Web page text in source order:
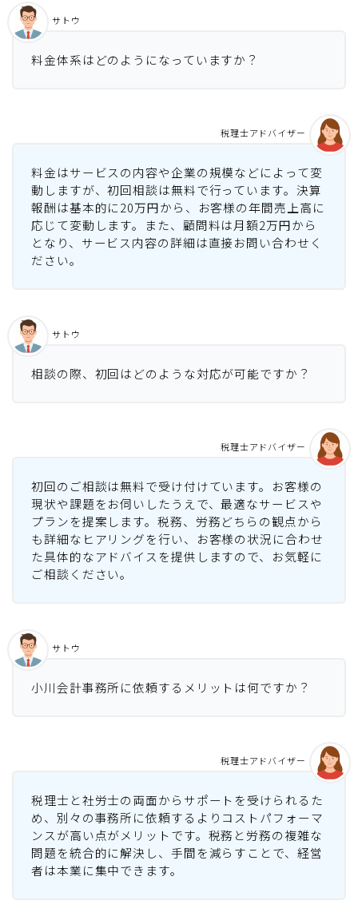
料金体系はどのようになっていますか？
サトウ
料金はサービスの内容や企業の規模などによって変
動しますが、初回相談は無料で行っています。決算
報酬は基本的に20万円から、お客様の年間売上高に
応じて変動します。また、顧問料は月額2万円から
となり、サービス内容の詳細は直接お問い合わせく
ださい。
税理士アドバイザー
相談の際、初回はどのような対応が可能ですか？
サトウ
初回のご相談は無料で受け付けています。お客様の
現状や課題をお伺いしたうえで、最適なサービスや
プランを提案します。税務、労務どちらの観点から
も詳細なヒアリングを行い、お客様の状況に合わせ
た具体的なアドバイスを提供しますので、お気軽に
ご相談ください。
税理士アドバイザー
小川会計事務所に依頼するメリットは何ですか？
サトウ
税理士と社労士の両面からサポートを受けられるた
め、別々の事務所に依頼するよりコストパフォーマ
ンスが高い点がメリットです。税務と労務の複雑な
問題を統合的に解決し、手間を減らすことで、経営
者は本業に集中できます。
税理士アドバイザー